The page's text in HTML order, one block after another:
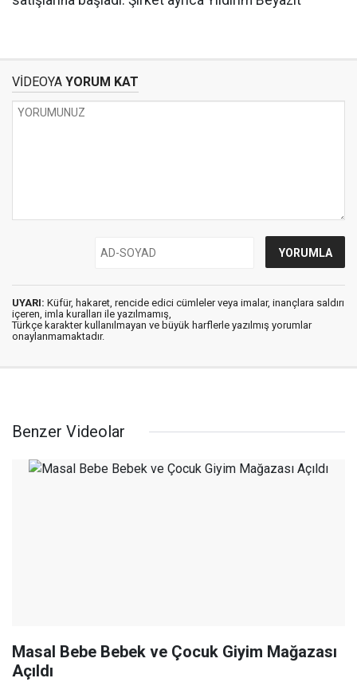
VİDEOYA YORUM KAT
UYARI: Küfür, hakaret, rencide edici cümleler veya imalar, inançlara saldırı
içeren, imla kuralları ile yazılmamış,
Türkçe karakter kullanılmayan ve büyük harflerle yazılmış yorumlar
onaylanmamaktadır.
Benzer Videolar
Masal Bebe Bebek ve Çocuk Giyim Mağazası
Açıldı